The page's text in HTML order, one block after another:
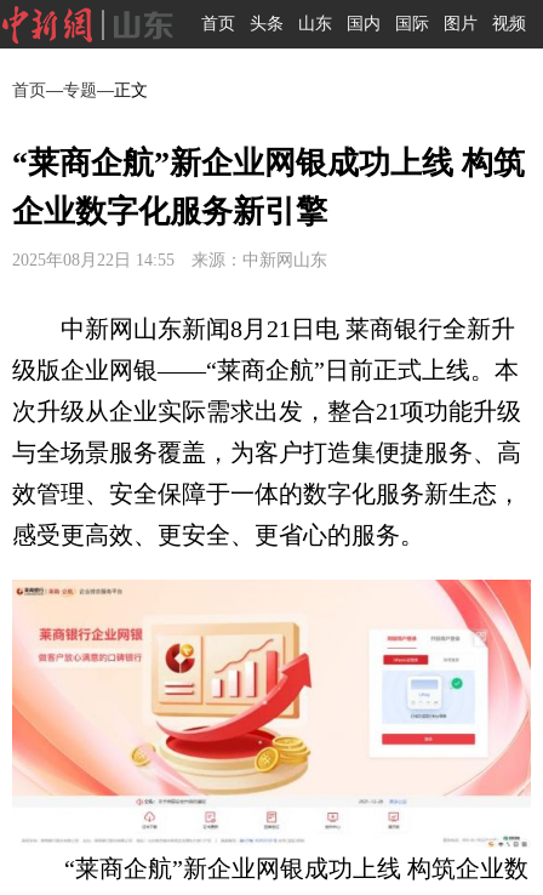
首页 头条 山东 国内 国际 图片 视频
首页—专题—正文
“莱商企航”新企业网银成功上线 构筑
企业数字化服务新引擎
2025年08月22日 14:55 来源：中新网山东
中新网山东新闻8月21日电 莱商银行全新升
级版企业网银——“莱商企航”日前正式上线。本
次升级从企业实际需求出发，整合21项功能升级
与全场景服务覆盖，为客户打造集便捷服务、高
效管理、安全保障于一体的数字化服务新生态，
感受更高效、更安全、更省心的服务。
“莱商企航”新企业网银成功上线 构筑企业数